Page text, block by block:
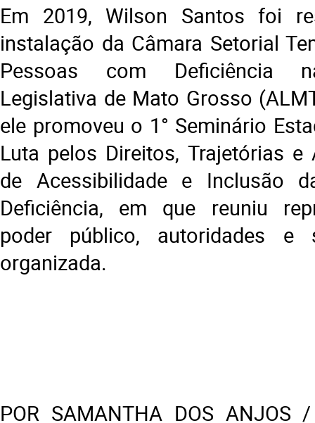
Em 2019, Wilson Santos foi
instalação da Câmara Setorial
Pessoas com Deficiência
Legislativa de Mato Grosso
ele promoveu o 1° Seminário
Luta pelos Direitos, Trajetórias e
de Acessibilidade e Inclusão
Deficiência, em que reuniu
poder público, autoridades e
organizada.
POR SAMANTHA DOS ANJOS